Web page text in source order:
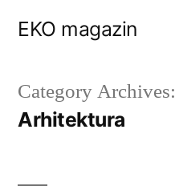
EKO magazin
Category Archives:
Arhitektura